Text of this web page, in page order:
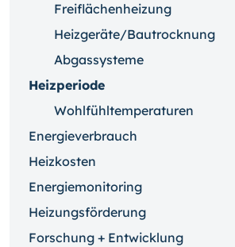
Freiflächenheizung
Heizgeräte/Bautrocknung
Abgassysteme
Heizperiode
Wohlfühltemperaturen
Energieverbrauch
Heizkosten
Energiemonitoring
Heizungsförderung
Forschung + Entwicklung